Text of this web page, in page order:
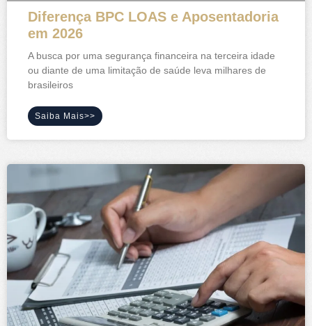
Diferença BPC LOAS e Aposentadoria
em 2026
A busca por uma segurança financeira na terceira idade
ou diante de uma limitação de saúde leva milhares de
brasileiros
Saiba Mais>>